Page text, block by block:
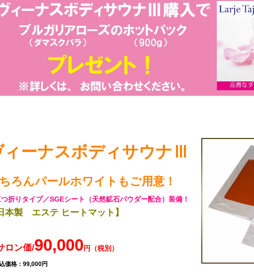
ィーナスボディサウナⅢ
ろんパールホワイトもご用意！
折りタイプ／SGEシート（天然鉱石パウダー配合）装備！
本製 エステ ヒートマット】
ロン価/90,000 円（税別）
価格：99,000円